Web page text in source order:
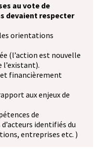
au vote de
devaient respecter
orientations
(l’action est nouvelle
l’existant).
financièrement
aux enjeux de
de
identifiés du
entreprises etc. )